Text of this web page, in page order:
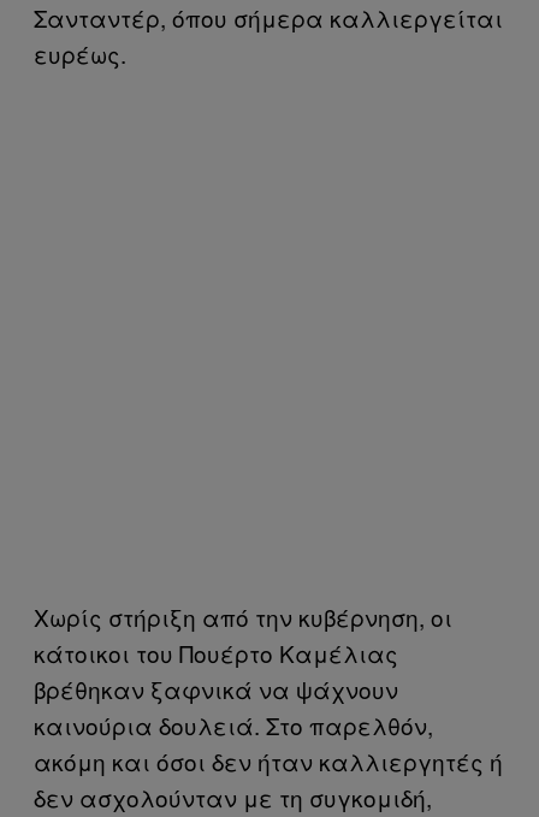
Σανταντέρ, όπου σήμερα καλλιεργείται
ευρέως.
Χωρίς στήριξη από την κυβέρνηση, οι
κάτοικοι του Πουέρτο Καμέλιας
βρέθηκαν ξαφνικά να ψάχνουν
καινούρια δουλειά. Στο παρελθόν,
ακόμη και όσοι δεν ήταν καλλιεργητές ή
δεν ασχολούνταν με τη συγκομιδή,